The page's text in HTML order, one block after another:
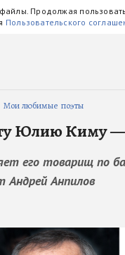
Продолжая
Пользовательского
Мои любимые поэты
Юлию Киму —
его товарищ по
Анпилов